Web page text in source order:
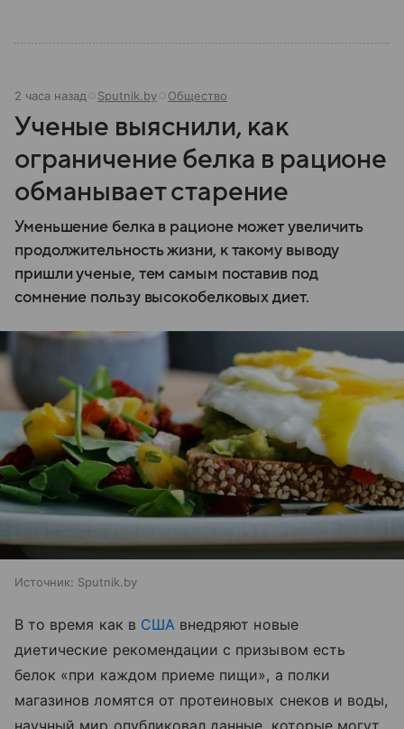
2 часа назад Sputnik.by Общество
Ученые выяснили, как
ограничение белка в рационе
обманывает старение
Уменьшение белка в рационе может увеличить
продолжительность жизни, к такому выводу
пришли ученые, тем самым поставив под
сомнение пользу высокобелковых диет.
Источник: Sputnik.by
В то время как в СШАвнедряют новые
диетические рекомендации с призывом есть
белок «при каждом приеме пищи», а полки
магазинов ломятся от протеиновых снеков и воды,